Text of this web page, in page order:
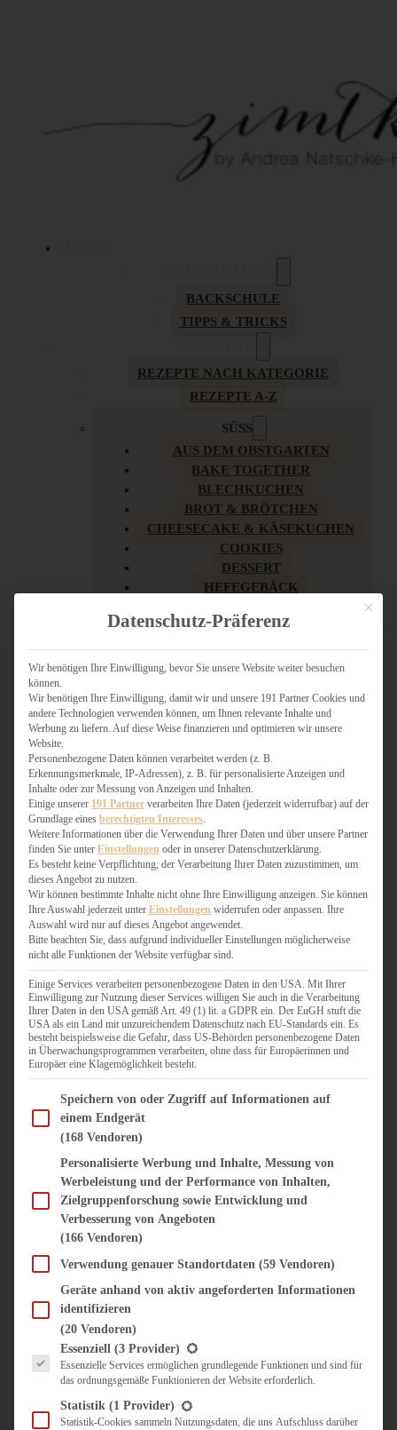
BACKSCHULE
TIPPS & TRICKS
REZEPTE NACH KATEGORIE
REZEPTE A-Z
SÜSS
AUS DEM OBSTGARTEN
BAKE TOGETHER
BLECHKUCHEN
BROT & BRÖTCHEN
CHEESECAKE & KÄSEKUCHEN
COOKIES
DESSERT
HEFEGEBÄCK
KUCHEN
LOW CARB & GESÜNDER
MY AMERICAN BAKERY
SCHOKOLADIGES
SÜSSES HAUPTGERICHT
TÖRTCHEN
VEGAN SÜSS
WEIHNACHTSBÄCKEREI
HERZHAFT
BURGER & SANDWICHES
FIX AUF DEM TISCH
FLEISCH & FISCH
GRILLEN / BARBECUE
HERZHAFTES BACKEN
ONE-POT-GERICHTE
PASTA & NUDELGERICHTE
PIZZA, TARTES & QUICHES
REIS & RISOTTO
SALATE & SNACKS
SUPPENKASPEREIEN
VORSPEISEN
SÜSS & HERZHAFT
BROTAUFSTRICH
DIPS, SAUCEN, CHUTNEYS
KÜCHENGESCHENKE
UNTERWEGS
KULINARISCH UNTERWEGS
Mit
Datenschutz-Präferenz
Wir benötigen Ihre Einwilligung, bevor Sie unsere Website weiter besuchen
können.
Wir benötigen Ihre Einwilligung, damit wir und unsere 191 Partner Cookies und
andere Technologien verwenden können, um Ihnen relevante Inhalte und
Werbung zu liefern. Auf diese Weise finanzieren und optimieren wir unsere
Website.
Personenbezogene Daten können verarbeitet werden (z. B.
Erkennungsmerkmale, IP-Adressen), z. B. für personalisierte Anzeigen und
Inhalte oder zur Messung von Anzeigen und Inhalten.
Einige unserer 191 Partner verarbeiten Ihre Daten (jederzeit widerrufbar) auf der
Grundlage eines berechtigten Interesses
Weitere Informationen über die Verwendung Ihrer Daten und über unsere Partner
finden Sie unter Einstellungen oder in unserer Datenschutzerklärung.
Es besteht keine Verpflichtung, der Verarbeitung Ihrer Daten zuzustimmen, um
dieses Angebot zu nutzen.
Wir können bestimmte Inhalte nicht ohne Ihre Einwilligung anzeigen. Sie können
Ihre Auswahl jederzeit unter Einstellungen widerrufen oder anpassen. Ihre
Auswahl wird nur auf dieses Angebot angewendet.
Bitte beachten Sie, dass aufgrund individueller Einstellungen möglicherweise
nicht alle Funktionen der Website verfügbar sind.
Einige Services verarbeiten personenbezogene Daten in den USA. Mit Ihrer
Einwilligung zur Nutzung dieser Services willigen Sie auch in die Verarbeitung
Ihrer Daten in den USA gemäß Art. 49 (1) lit. a GDPR ein. Der EuGH stuft die
USA als ein Land mit unzureichendem Datenschutz nach EU-Standards ein. Es
besteht beispielsweise die Gefahr, dass US-Behörden personenbezogene Daten
in Überwachungsprogrammen verarbeiten, ohne dass für Europäerinnen und
Europäer eine Klagemöglichkeit besteht.
Im Folgenden finden Sie eine Liste der Zwecke des IAB Transparency and Consent
Speichern von oder Zugriff auf Informationen auf
einem Endgerät
(168 Vendoren)
Personalisierte Werbung und Inhalte, Messung von
Werbeleistung und der Performance von Inhalten,
Zielgruppenforschung sowie Entwicklung und
Verbesserung von Angeboten
(166 Vendoren)
Verwendung genauer Standortdaten (59 Vendoren)
Geräte anhand von aktiv angeforderten Informationen
identifizieren
(20 Vendoren)
Es folgt eine Liste der Service-Gruppen, für die eine Einwilligung erteilt werden
Essenziell (3 Provider)
Essenzielle Services ermöglichen grundlegende Funktionen und sind für
das ordnungsgemäße Funktionieren der Website erforderlich.
Statistik (1 Provider)
Statistik-Cookies sammeln Nutzungsdaten, die uns Aufschluss darüber